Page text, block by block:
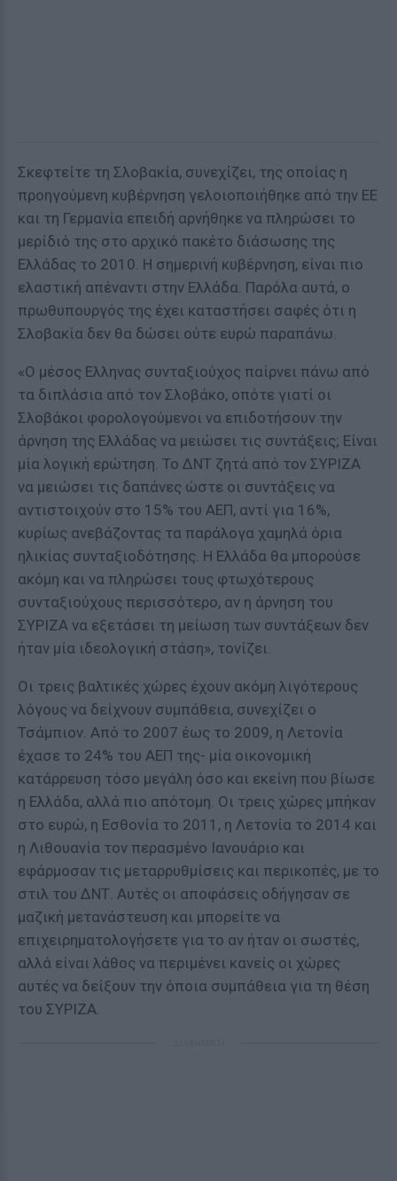
Σκεφτείτε τη Σλοβακία, συνεχίζει, της οποίας η
προηγούμενη κυβέρνηση γελοιοποιήθηκε από την ΕΕ
και τη Γερμανία επειδή αρνήθηκε να πληρώσει το
μερίδιό της στο αρχικό πακέτο διάσωσης της
Ελλάδας το 2010. Η σημερινή κυβέρνηση, είναι πιο
ελαστική απέναντι στην Ελλάδα. Παρόλα αυτά, ο
πρωθυπουργός της έχει καταστήσει σαφές ότι η
Σλοβακία δεν θα δώσει ούτε ευρώ παραπάνω.
«Ο μέσος Ελληνας συνταξιούχος παίρνει πάνω από
τα διπλάσια από τον Σλοβάκο, οπότε γιατί οι
Σλοβάκοι φορολογούμενοι να επιδοτήσουν την
άρνηση της Ελλάδας να μειώσει τις συντάξεις; Είναι
μία λογική ερώτηση. Το ΔΝΤ ζητά από τον ΣΥΡΙΖΑ
να μειώσει τις δαπάνες ώστε οι συντάξεις να
αντιστοιχούν στο 15% του ΑΕΠ, αντί για 16%,
κυρίως ανεβάζοντας τα παράλογα χαμηλά όρια
ηλικίας συνταξιοδότησης. Η Ελλάδα θα μπορούσε
ακόμη και να πληρώσει τους φτωχότερους
συνταξιούχους περισσότερο, αν η άρνηση του
ΣΥΡΙΖΑ να εξετάσει τη μείωση των συντάξεων δεν
ήταν μία ιδεολογική στάση», τονίζει.
Οι τρεις βαλτικές χώρες έχουν ακόμη λιγότερους
λόγους να δείχνουν συμπάθεια, συνεχίζει ο
Τσάμπιον. Από το 2007 έως το 2009, η Λετονία
έχασε το 24% του ΑΕΠ της- μία οικονομική
κατάρρευση τόσο μεγάλη όσο και εκείνη που βίωσε
η Ελλάδα, αλλά πιο απότομη. Οι τρεις χώρες μπήκαν
στο ευρώ, η Εσθονία το 2011, η Λετονία το 2014 και
η Λιθουανία τον περασμένο Ιανουάριο και
εφάρμοσαν τις μεταρρυθμίσεις και περικοπές, με το
στιλ του ΔΝΤ. Αυτές οι αποφάσεις οδήγησαν σε
μαζική μετανάστευση και μπορείτε να
επιχειρηματολογήσετε για το αν ήταν οι σωστές,
αλλά είναι λάθος να περιμένει κανείς οι χώρες
αυτές να δείξουν την όποια συμπάθεια για τη θέση
του ΣΥΡΙΖΑ.